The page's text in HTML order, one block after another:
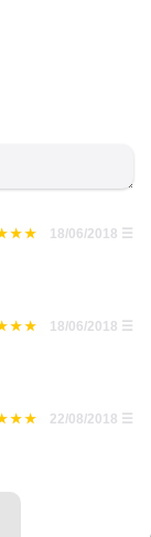
18/06/2018 ☰
18/06/2018 ☰
22/08/2018 ☰